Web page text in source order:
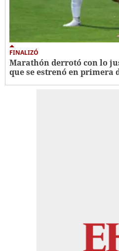
FINALIZÓ
Marathón derrotó con lo
que se estrenó en primera